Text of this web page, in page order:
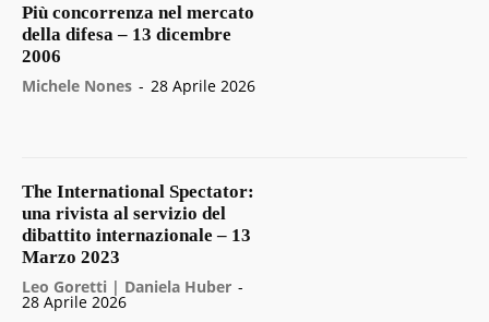
Più concorrenza nel mercato
della difesa – 13 dicembre
2006
Michele Nones - 28 Aprile 2026
The International Spectator:
una rivista al servizio del
dibattito internazionale – 13
Marzo 2023
Leo Goretti | Daniela Huber -
28 Aprile 2026